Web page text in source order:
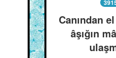
Canından
âşığın